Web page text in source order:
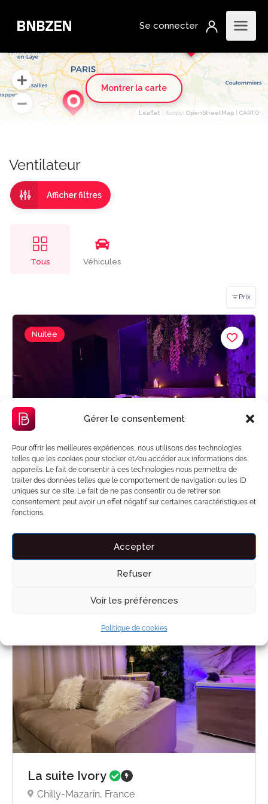
Gérer le consentement
Pour offrir les meilleures expériences, nous utilisons des technologies
telles que les cookies pour stocker et/ou accéder aux informations des
appareils. Le fait de consentir à ces technologies nous permettra de
traiter des données telles que le comportement de navigation ou les ID
uniques sur ce site. Le fait de ne pas consentir ou de retirer son
consentement peut avoir un effet négatif sur certaines caractéristiques et
fonctions.
Accepter
Refuser
Voir les préférences
Politique de cookies
Ventilateur
Afficher filtres
Tous Véhicules
Prix
Nuitée
Nouveau
La suite Natura
Saint-Germain-sur-Morin
par
La suite Ivory
Chilly-Mazarin, France
Leaflet | &​copy; OpenStreetMap | CARTO
Montrer la carte